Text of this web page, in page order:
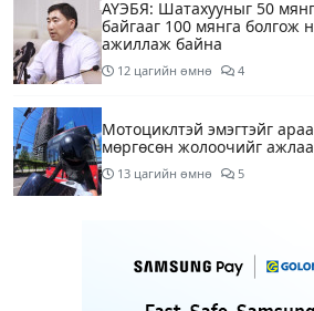
АҮЭБЯ: Шатахууныг 50
байгааг 100 мянга болгож
ажиллаж байна
12 цагийн өмнө 4
Мотоциклтэй эмэгтэйг
мөргөсөн жолоочийг
13 цагийн өмнө 5
шатахуун дамлан зарж буй
тавихыг үүрэгдэв